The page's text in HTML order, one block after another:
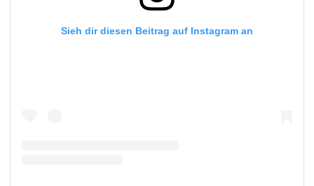
Sieh dir diesen Beitrag auf Instagram an